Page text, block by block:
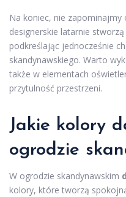
Na koniec, nie zapominajmy
designerskie latarnie
podkreślając jednocześnie
skandynawskiego. Warto
także w elementach
przytulność przestrzeni.
Jakie kolory
ogrodzie
W ogrodzie skandynawskim
kolory, które tworzą